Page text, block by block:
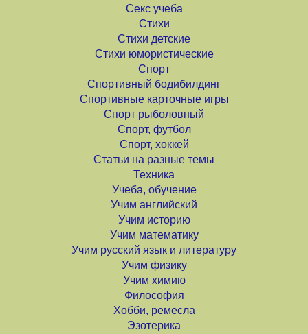
Секс учеба
Стихи
Стихи детские
Стихи юмористические
Спорт
Спортивный бодибилдинг
Спортивные карточные игры
Спорт рыболовный
Спорт, футбол
Спорт, хоккей
Статьи на разные темы
Техника
Учеба, обучение
Учим английский
Учим историю
Учим математику
Учим русский язык и литературу
Учим физику
Учим химию
Философия
Хобби, ремесла
Эзотерика